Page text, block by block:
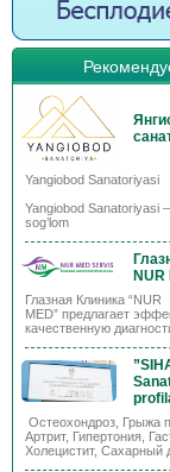
Yangiobod Sanatoriyasi
Yangiobod Sanatoriyasi
sog’lom
NUR
Глазная Клиника “NUR
MED” предлагает
качественную
Остеохондроз, Грыжа
Артрит, Гипертония,
Холецистит, Сахарный